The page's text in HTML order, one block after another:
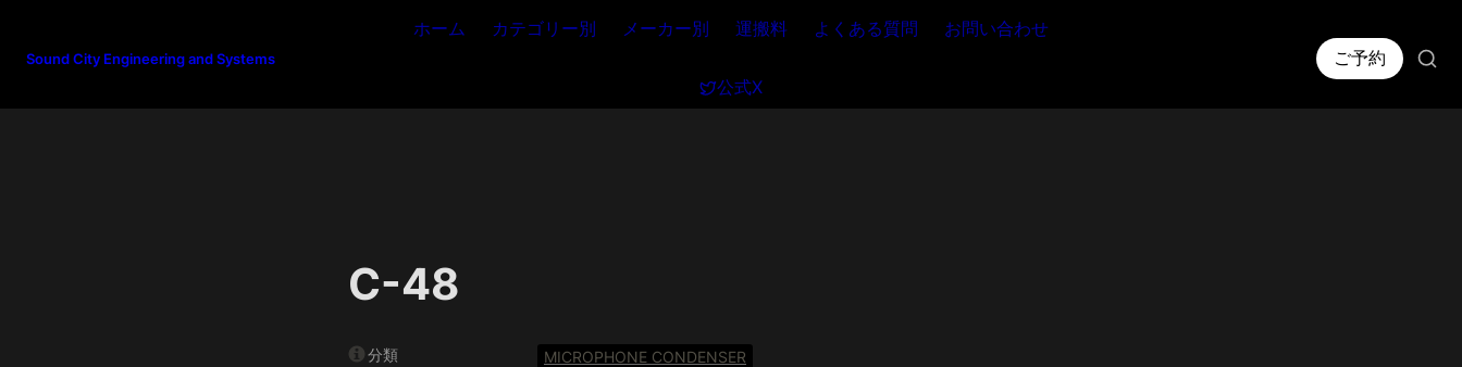
Sound City Engineering and Systems
ホーム カテゴリー別 メーカー別 運搬料 よくある質問 お問い合わせ
公式X
ご予約
C-48
分類 MICROPHONE CONDENSER